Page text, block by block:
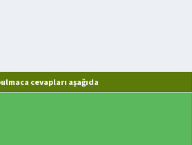
cevapları aşağıda